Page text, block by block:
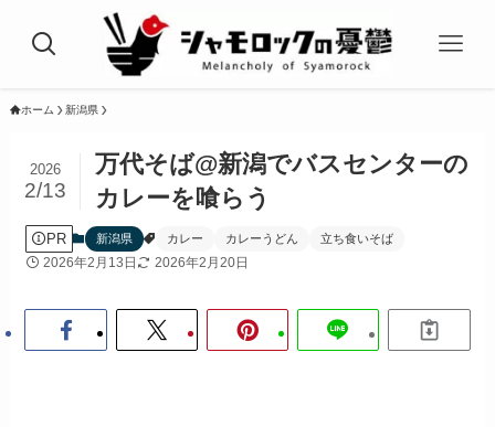
ホーム 新潟県
万代そば@新潟でバスセンターの
カレーを喰らう
2026
2/13
PR 新潟県 カレー カレーうどん 立ち食いそば
2026年2月13日 2026年2月20日